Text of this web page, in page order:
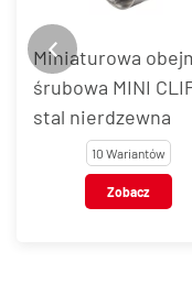
Miniaturowa
śrubowa MINI
stal nierdzewna
10 Wariantów
Zobacz